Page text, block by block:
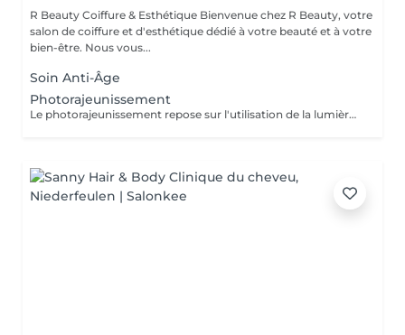
R Beauty Coiffure & Esthétique Bienvenue chez R Beauty, votre
salon de coiffure et d'esthétique dédié à votre beauté et à votre
bien-être. Nous vous...
Soin Anti-Âge
Photorajeunissement
Le photorajeunissement repose sur l'utilisation de la lumière pulsée pour stimuler la production de collagène et raviver l'éclat du teint. Il atténue les taches, les rougeurs et les irrégularités de la peau tout en améliorant sa texture.